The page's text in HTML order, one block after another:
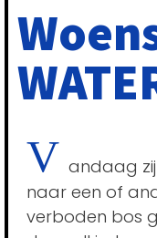
V andaag
naar een of
verboden bos